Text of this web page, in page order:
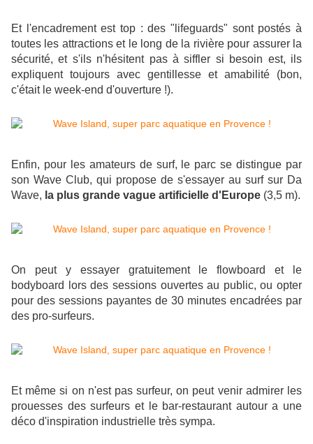
Et l'encadrement est top : des "lifeguards" sont postés à
toutes les attractions et le long de la rivière pour assurer la
sécurité, et s'ils n'hésitent pas à siffler si besoin est, ils
expliquent toujours avec gentillesse et amabilité (bon,
c'était le week-end d'ouverture !).
Enfin, pour les amateurs de surf, le parc se distingue par
son Wave Club, qui propose de s'essayer au surf sur Da
Wave, la plus grande vague artificielle d'Europe (3,5 m).
On peut y essayer gratuitement le flowboard et le
bodyboard lors des sessions ouvertes au public, ou opter
pour des sessions payantes de 30 minutes encadrées par
des pro-surfeurs.
Et même si on n'est pas surfeur, on peut venir admirer les
prouesses des surfeurs et le bar-restaurant autour a une
déco d'inspiration industrielle très sympa.